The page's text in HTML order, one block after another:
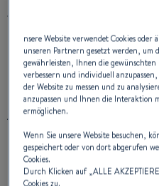
vielseitige Plattform
„Go-anywhere“-
Konzeptsbeibehält.
ARCHITEKT :
DESIGNER :ANDREANI DESIGN
nsere Website verwendet Cookies
unseren Partnern gesetzt werden, um
gewährleisten, Ihnen die
verbessern und individuell
der Website zu messen und zu
anzupassen und Ihnen die Interaktion
ermöglichen.
Wenn Sie unsere Website besuchen,
gespeichert oder von dort abgerufen
Cookies.
Durch Klicken auf „ALLE
Cookies zu.